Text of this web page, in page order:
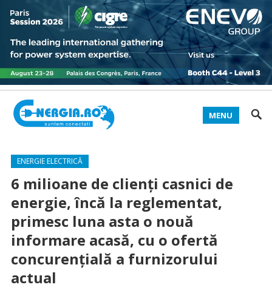
MENU
ENERGIE ELECTRICĂ
6 milioane de clienți casnici de
energie, încă la reglementat,
primesc luna asta o nouă
informare acasă, cu o ofertă
concurențială a furnizorului
actual